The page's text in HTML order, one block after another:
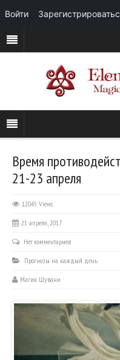
Время
21-23 апреля
12045 Views
21 апреля, 2017
Нет комментариев
Прогнозы на каждый день
Магия Шувани
Войти